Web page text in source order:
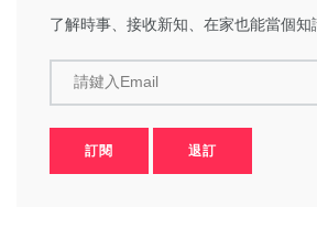
了解時事、接收新知、在家也能當個知
請鍵入Email
訂閱 退訂